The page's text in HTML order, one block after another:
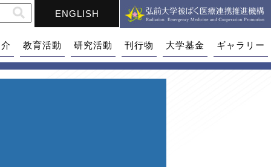
ENGLISH
教育活動 研究活動 刊行物 大学基金 ギャラリー